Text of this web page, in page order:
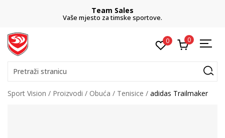
Team Sales
Vaše mjesto za timske sportove.
0 0
Pretraži stranicu
Sport Vision Proizvodi Obuća Tenisice adidas Trailmaker